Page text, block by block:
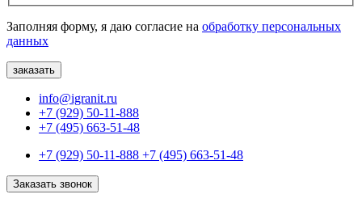
Заполняя форму, я даю согласие на обработку персональных
данных
info@igranit.ru
+7 (929) 50-11-888
+7 (495) 663-51-48
+7 (929) 50-11-888 +7 (495) 663-51-48
Заказать звонок